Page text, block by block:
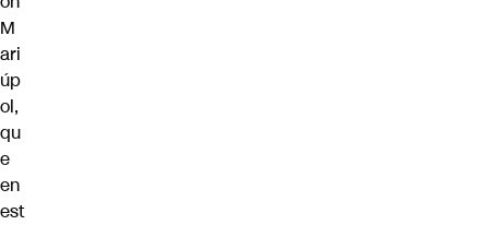
M
ari
úp
ol,
qu
e
en
est